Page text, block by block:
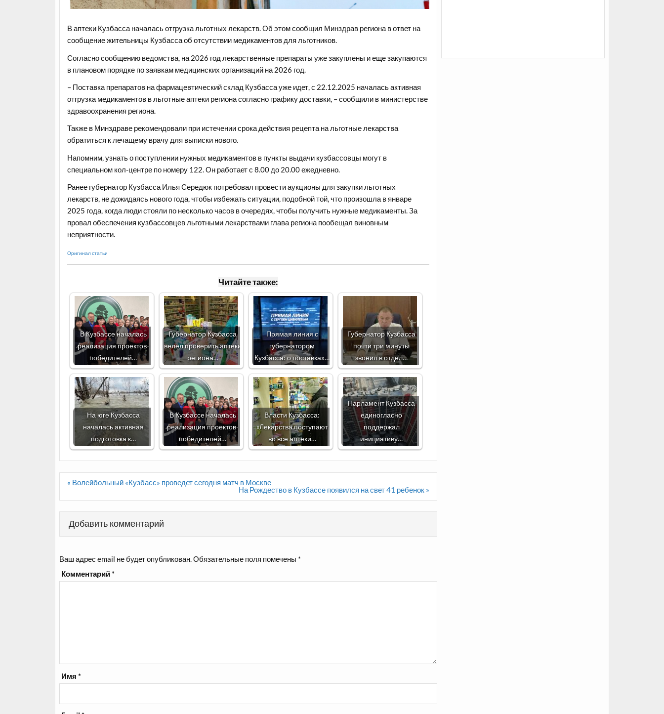
В аптеки Кузбасса началась отгрузка льготных лекарств. Об этом сообщил Минздрав региона в ответ на
сообщение жительницы Кузбасса об отсутствии медикаментов для льготников.
Согласно сообщению ведомства, на 2026 год лекарственные препараты уже закуплены и еще закупаются
в плановом порядке по заявкам медицинских организаций на 2026 год.
– Поставка препаратов на фармацевтический склад Кузбасса уже идет, с 22.12.2025 началась активная
отгрузка медикаментов в льготные аптеки региона согласно графику доставки, – сообщили в министерстве
здравоохранения региона.
Также в Минздраве рекомендовали при истечении срока действия рецепта на льготные лекарства
обратиться к лечащему врачу для выписки нового.
Напомним, узнать о поступлении нужных медикаментов в пункты выдачи кузбассовцы могут в
специальном кол-центре по номеру 122. Он работает с 8.00 до 20.00 ежедневно.
Ранее губернатор Кузбасса Илья Середюк потребовал провести аукционы для закупки льготных
лекарств, не дожидаясь нового года, чтобы избежать ситуации, подобной той, что произошла в январе
2025 года, когда люди стояли по несколько часов в очередях, чтобы получить нужные медикаменты. За
провал обеспечения кузбассовцев льготными лекарствами глава региона пообещал виновным
неприятности.
Оригинал статьи
Читайте также:
В Кузбассе началась
реализация проектов-
победителей…
Губернатор Кузбасса
велел проверить аптеки
региона…
Прямая линия с
губернатором
Кузбасса: о поставках…
Губернатор Кузбасса
почти три минуты
звонил в отдел…
На юге Кузбасса
началась активная
подготовка к…
В Кузбассе началась
реализация проектов-
победителей…
Власти Кузбасса:
«Лекарства поступают
во все аптеки…
Парламент Кузбасса
единогласно
поддержал
инициативу…
Навигация
« Волейбольный «Кузбасс» проведет сегодня матч в Москве
На Рождество в Кузбассе появился на свет 41 ребенок »
Добавить комментарий
Ваш адрес email не будет опубликован. Обязательные поля помечены *
Комментарий*
Имя*